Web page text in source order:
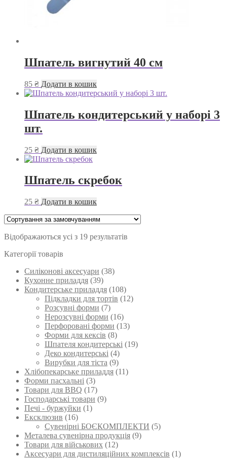
Шпатель вигнутий 40 см
85 ₴ Додати в кошик
Шпатель кондитерський у наборі 3
шт.
25 ₴ Додати в кошик
Шпатель скребок
25 ₴ Додати в кошик
Відображаються усі з 19 результатів
Категорії товарів
Силіконові аксесуари (38)
Кухонне приладдя (39)
Кондитерське приладдя (108)
Підкладки для тортів (12)
Розсувні форми (7)
Нерозсувні форми (16)
Перфоровані форми (13)
Форми для кексів (8)
Шпателя кондитерські (19)
Деко кондитерські (4)
Вирубки для тіста (9)
Хлібопекарське приладдя (11)
Форми пасхальні (3)
Товари для BBQ (17)
Господарські товари (9)
Печі - буржуйки (1)
Ексклюзив (16)
Сувенірні БОЄКОМПЛЕКТИ (5)
Металева сувенірна продукція (9)
Товари для військових (12)
Аксесуари для дистиляційних комплексів (1)